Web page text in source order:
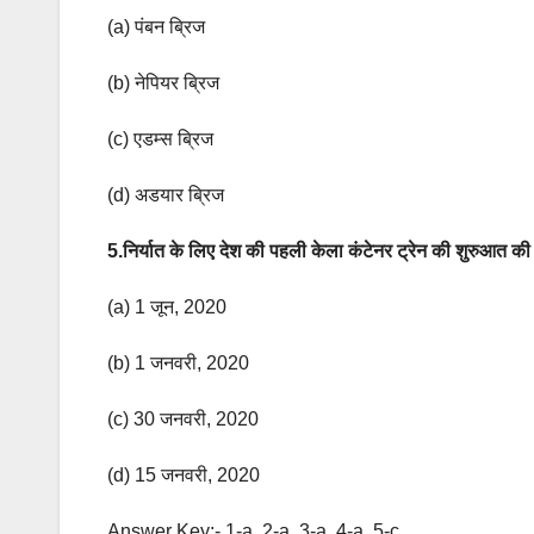
(a) पंबन ब्रिज
(b) नेपियर ब्रिज
(c) एडम्स ब्रिज
(d) अडयार ब्रिज
5.निर्यात के लिए देश की पहली केला कंटेनर ट्रेन की शुरुआत की
(a) 1 जून, 2020
(b) 1 जनवरी, 2020
(c) 30 जनवरी, 2020
(d) 15 जनवरी, 2020